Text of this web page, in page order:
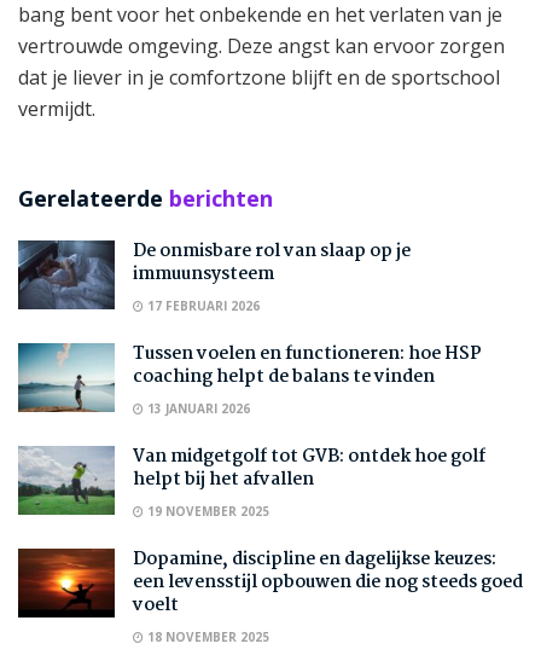
bang bent voor het onbekende en het verlaten van je
vertrouwde omgeving. Deze angst kan ervoor zorgen
dat je liever in je comfortzone blijft en de sportschool
vermijdt.
Gerelateerde berichten
De onmisbare rol van slaap op je
immuunsysteem
17 FEBRUARI 2026
Tussen voelen en functioneren: hoe HSP
coaching helpt de balans te vinden
13 JANUARI 2026
Van midgetgolf tot GVB: ontdek hoe golf
helpt bij het afvallen
19 NOVEMBER 2025
Dopamine, discipline en dagelijkse keuzes:
een levensstijl opbouwen die nog steeds goed
voelt
18 NOVEMBER 2025